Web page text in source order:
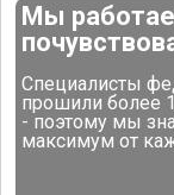
Мы
Специалисты
прошили более
- поэтому мы
максимум от